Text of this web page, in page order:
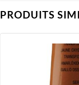
PRODUITS